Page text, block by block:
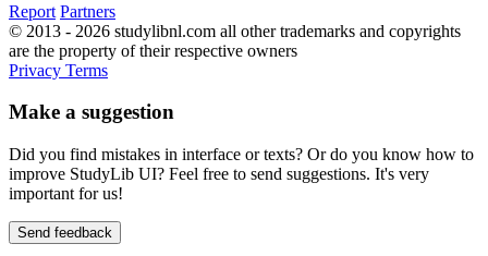
Report Partners
© 2013 - 2026 studylibnl.com all other trademarks and copyrights
are the property of their respective owners
Privacy Terms
Make a suggestion
Did you find mistakes in interface or texts? Or do you know how to
improve StudyLib UI? Feel free to send suggestions. It's very
important for us!
Send feedback